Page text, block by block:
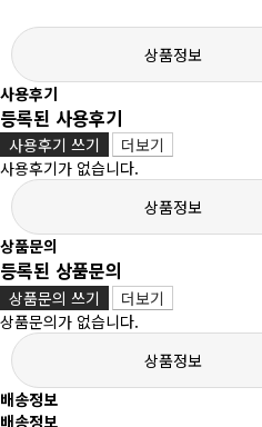
상품정보
사용후기
등록된 사용후기
사용후기 쓰기
더보기
사용후기가 없습니다.
상품정보
상품문의
등록된 상품문의
상품문의 쓰기
더보기
상품문의가 없습니다.
상품정보
배송정보
배송정보